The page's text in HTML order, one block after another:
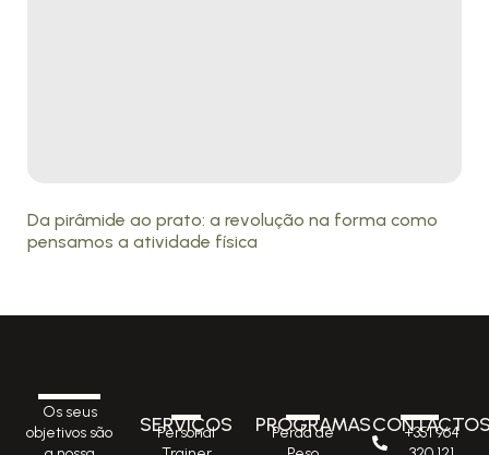
Da pirâmide ao prato: a revolução na forma como
pensamos a atividade física
Os seus
objetivos são
SERVIÇOS
Personal
PROGRAMAS
Perda de
+351 964